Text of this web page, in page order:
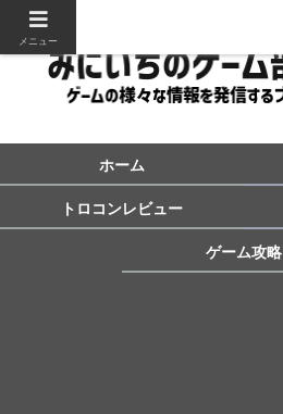
ホーム
トロコンレビュー
ゲーム攻略
メニュー